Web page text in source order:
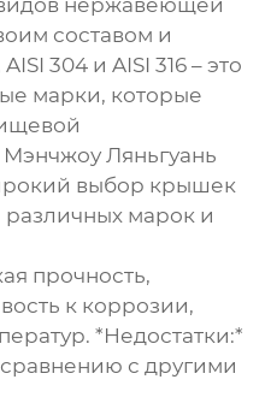
нержавеющей
составом и
304 и AISI 316 – это
марки, которые
Ляньгуань
выбор крышек
марок и
прочность,
к коррозии,
*Недостатки:*
с другими